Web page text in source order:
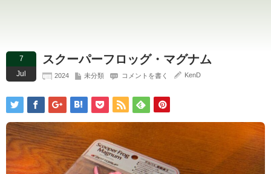
7
Jul
スクーパーフロッグ・マグナム
2024 未分類 コメントを書く KenD